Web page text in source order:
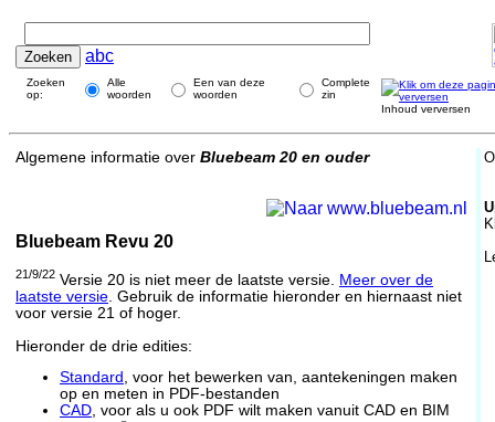
abc
Zoeken
op:
Alle
woorden
Een van deze
woorden
Complete
zin
Inhoud verversen
Algemene informatie over Bluebeam 20 en ouder
Bluebeam Revu 20
21/9/22 Versie 20 is niet meer de laatste versie. Meer over de
laatste versie. Gebruik de informatie hieronder en hiernaast niet
voor versie 21 of hoger.
Hieronder de drie edities:
Standard , voor het bewerken van, aantekeningen maken
op en meten in PDF-bestanden
CAD, voor als u ook PDF wilt maken vanuit CAD en BIM